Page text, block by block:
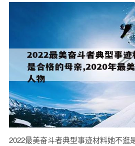
2022最美奋斗者典型事迹材料她不逛